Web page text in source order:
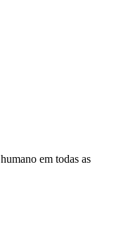
em todas as